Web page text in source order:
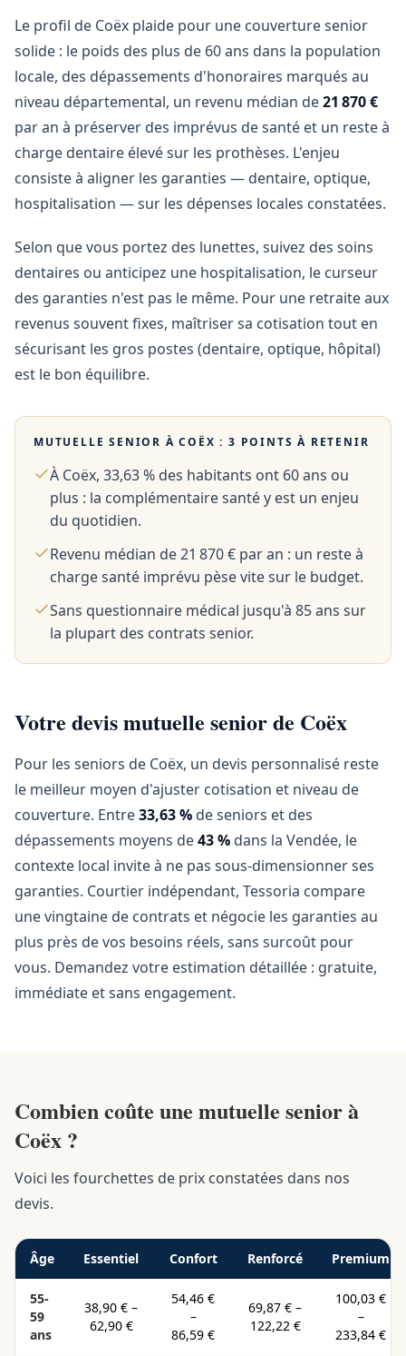
Le profil de Coëx plaide pour une couverture senior
solide : le poids des plus de 60 ans dans la population
locale, des dépassements d'honoraires marqués au
niveau départemental, un revenu médian de21 870 €
par an à préserver des imprévus de santé et un reste à
charge dentaire élevé sur les prothèses. L'enjeu
consiste à aligner les garanties — dentaire, optique,
hospitalisation — sur les dépenses locales constatées.
Selon que vous portez des lunettes, suivez des soins
dentaires ou anticipez une hospitalisation, le curseur
des garanties n'est pas le même. Pour une retraite aux
revenus souvent fixes, maîtriser sa cotisation tout en
sécurisant les gros postes (dentaire, optique, hôpital)
est le bon équilibre.
MUTUELLE SENIOR ÀCOËX : 3 POINTS À RETENIR
À Coëx, 33,63 % des habitants ont 60 ans ou
plus : la complémentaire santé y est un enjeu
du quotidien.
Revenu médian de 21 870 € par an : un reste à
charge santé imprévu pèse vite sur le budget.
Sans questionnaire médical jusqu'à 85 ans sur
la plupart des contrats senior.
Votre devis mutuelle senior de Coëx
Pour les seniors de Coëx, un devis personnalisé reste
le meilleur moyen d'ajuster cotisation et niveau de
couverture. Entre33,63 % de seniors et des
dépassements moyens de43 % dans la Vendée, le
contexte local invite à ne pas sous-dimensionner ses
garanties. Courtier indépendant, Tessoria compare
une vingtaine de contrats et négocie les garanties au
plus près de vos besoins réels, sans surcoût pour
vous. Demandez votre estimation détaillée : gratuite,
immédiate et sans engagement.
Combien coûte une mutuelle senior à
Coëx ?
Voici les fourchettes de prix constatées dans nos
devis.
Âge Essentiel Confort Renforcé Premium
55-
59
ans
38,90 € –
62,90 €
54,46 €
–
86,59 €
69,87 € –
122,22 €
100,03 €
–
233,84 €